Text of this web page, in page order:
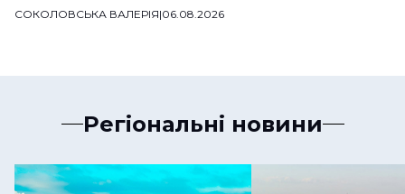
СОКОЛОВСЬКА ВАЛЕРІЯ|06.08.2026
Регіональні новини